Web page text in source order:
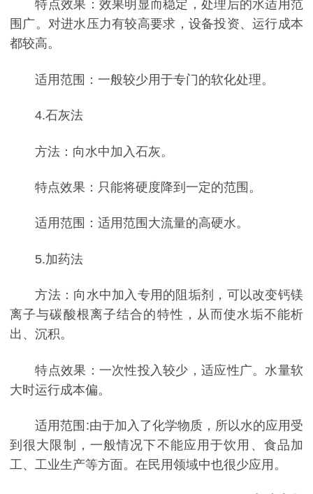
特点效果：效果明显而稳定，处理后的水适用范
围广。对进水压力有较高要求，设备投资、运行成本
都较高。
适用范围：一般较少用于专门的软化处理。
4.石灰法
方法：向水中加入石灰。
特点效果：只能将硬度降到一定的范围。
适用范围：适用范围大流量的高硬水。
5.加药法
方法：向水中加入专用的阻垢剂，可以改变钙镁
离子与碳酸根离子结合的特性，从而使水垢不能析
出、沉积。
特点效果：一次性投入较少，适应性广。水量软
大时运行成本偏。
适用范围:由于加入了化学物质，所以水的应用受
到很大限制，一般情况下不能应用于饮用、食品加
工、工业生产等方面。在民用领域中也很少应用。